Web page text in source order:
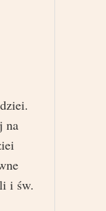
na
i św.